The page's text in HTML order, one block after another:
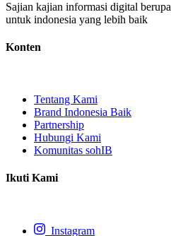
Sajian kajian informasi digital
untuk indonesia yang lebih baik
Konten
Tentang Kami
Brand Indonesia Baik
Partnership
Hubungi Kami
Komunitas sohIB
Ikuti Kami
Instagram